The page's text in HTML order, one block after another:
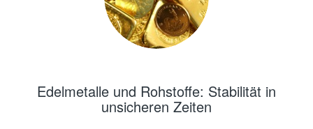
Edelmetalle und Rohstoffe: Stabilität in
unsicheren Zeiten